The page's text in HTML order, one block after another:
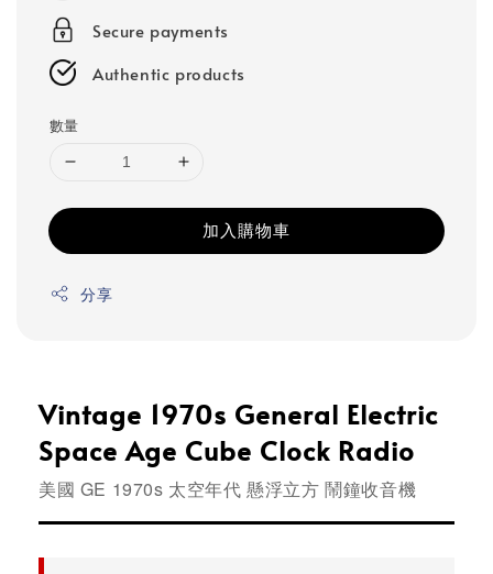
Secure payments
Authentic products
數量
加入購物車
分享
Vintage 1970s General Electric
Space Age Cube Clock Radio
美國 GE 1970s 太空年代 懸浮立方 鬧鐘收音機